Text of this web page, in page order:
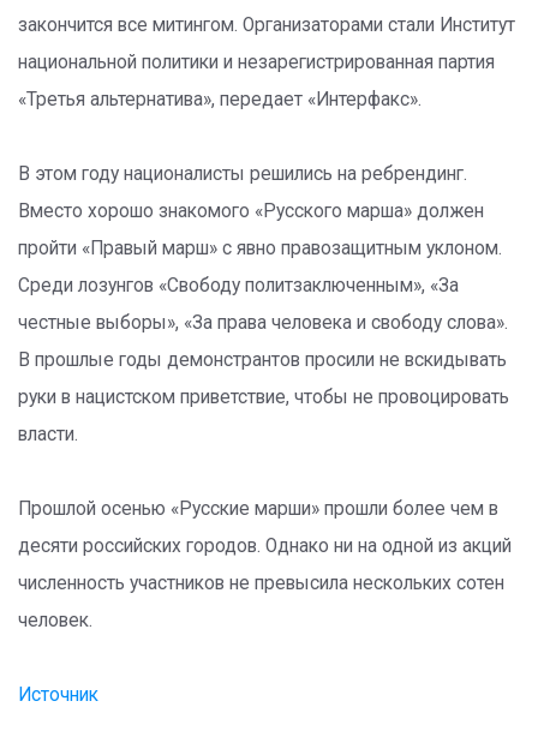
закончится все митингом. Организаторами стали Институт
национальной политики и незарегистрированная партия
«Третья альтернатива», передает «Интерфакс».
В этом году националисты решились на ребрендинг.
Вместо хорошо знакомого «Русского марша» должен
пройти «Правый марш» с явно правозащитным уклоном.
Среди лозунгов «Свободу политзаключенным», «За
честные выборы», «За права человека и свободу слова».
В прошлые годы демонстрантов просили не вскидывать
руки в нацистском приветствие, чтобы не провоцировать
власти.
Прошлой осенью «Русские марши» прошли более чем в
десяти российских городов. Однако ни на одной из акций
численность участников не превысила нескольких сотен
человек.
Источник